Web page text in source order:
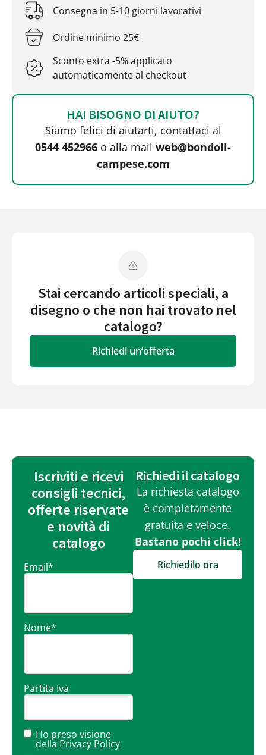
Consegna in 5-10 giorni lavorativi
Ordine minimo 25€
Sconto extra -5% applicato
automaticamente al checkout
HAI BISOGNO DI AIUTO?
Siamo felici di aiutarti, contattaci al
0544 452966 o alla mail web@bondoli-
campese.com
Stai cercando articoli speciali, a
disegno o che non hai trovato nel
catalogo?
Richiedi un’offerta
Iscriviti e ricevi
consigli tecnici,
offerte riservate
e novità di
catalogo
Email*
Nome*
Partita Iva
Ho preso visione
della Privacy Policy
Richiedi il catalogo
La richiesta catalogo
è completamente
gratuita e veloce.
Bastano pochi click!
Richiedilo ora